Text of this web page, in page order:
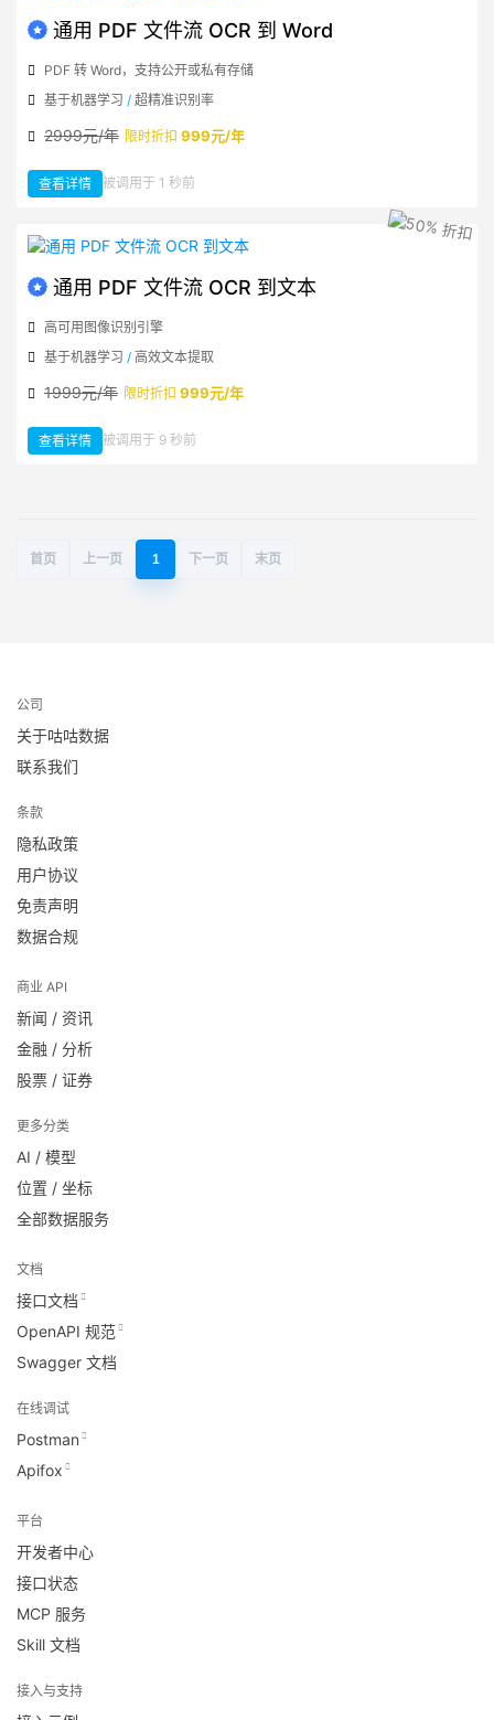
通用 PDF 文件流 OCR 到 Word
PDF 转 Word，支持公开或私有存储
基于机器学习 / 超精准识别率
2999元/年 限时折扣 999元/年
查看详情 ：
通
件
流
OCR
Word
被调用于 1 秒前
通用 PDF 文件流 OCR 到文本
高可用图像识别引擎
基于机器学习 / 高效文本提取
1999元/年 限时折扣 999元/年
查看详情 ：
通
本
被调用于 9 秒前
首页 上一页 1 下一页 末页
公司
关于咕咕数据
联系我们
条款
隐私政策
用户协议
免责声明
数据合规
商业 API
新闻 / 资讯
金融 / 分析
股票 / 证券
更多分类
AI / 模型
位置 / 坐标
全部数据服务
文档
接口文档
OpenAPI 规范
Swagger 文档
在线调试
Postman
Apifox
平台
开发者中心
接口状态
MCP 服务
Skill 文档
接入与支持